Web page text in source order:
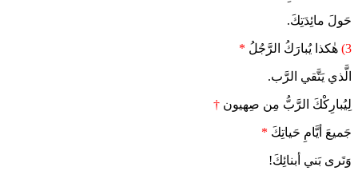
حَولَ مائِدَتِكَ.
3) هٰكذا يُبارَكُ الرَّجُلُ *
الَّذي يَتَّقي الرَّب.
لِيُبارِكْكَ الرَّبُّ مِن صِهيون †
جَميعَ أيَّامِ حَياتِكَ *
وَتَرى بَني أبنائِكَ!